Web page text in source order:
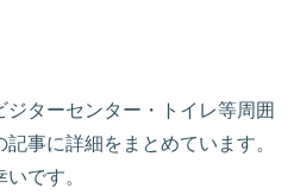
ターセンター・トイレ等周囲
事に詳細をまとめています。
です。